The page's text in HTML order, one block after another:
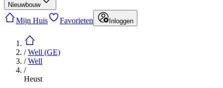
Nieuwbouw
Mijn Huis Favorieten Inloggen
/Well (GE)
/Well
/
Heust